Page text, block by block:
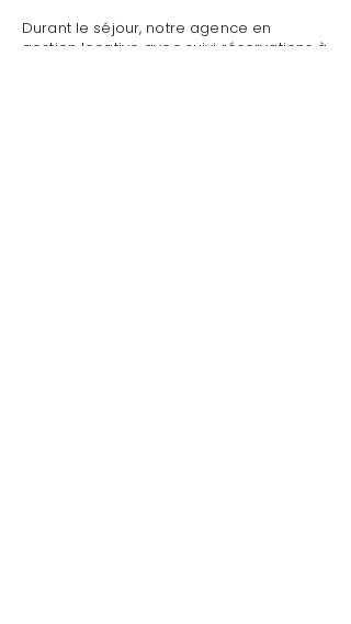
Durant le séjour, notre agence en
gestion locative avec suivi réservations à